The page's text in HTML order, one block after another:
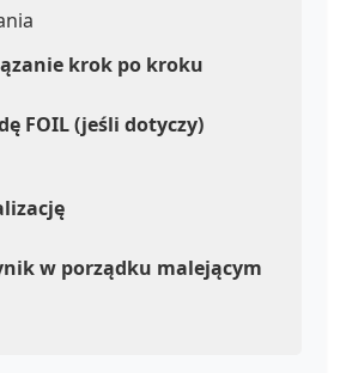
krok po kroku
FOIL (jeśli dotyczy)
w porządku malejącym